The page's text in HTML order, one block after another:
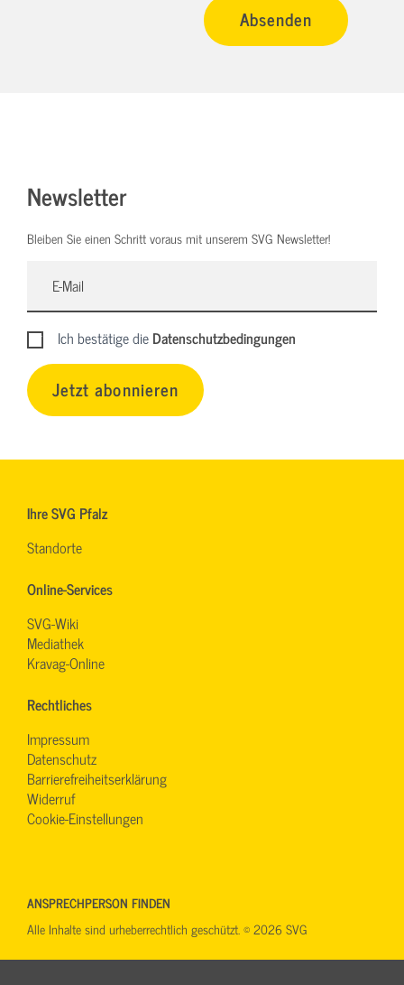
Newsletter
Bleiben Sie einen Schritt voraus mit unserem SVG Newsletter!
Ich bestätige dieDatenschutzbedingungen
Jetzt abonnieren
Ihre SVG Pfalz
Standorte
Online-Services
SVG-Wiki
Mediathek
Kravag-Online
Rechtliches
Impressum
Datenschutz
Barrierefreiheitserklärung
Widerruf
Cookie-Einstellungen
ANSPRECHPERSON FINDEN
Alle Inhalte sind urheberrechtlich geschützt. © 2026 SVG